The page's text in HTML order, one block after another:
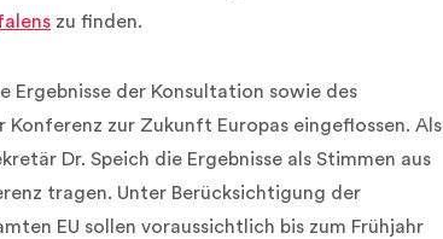
zu finden.
Ergebnisse der Konsultation sowie des
zur Zukunft Europas eingeflossen. Als
Dr. Speich die Ergebnisse als Stimmen aus
tragen. Unter Berücksichtigung der
EU sollen voraussichtlich bis zum Frühjahr